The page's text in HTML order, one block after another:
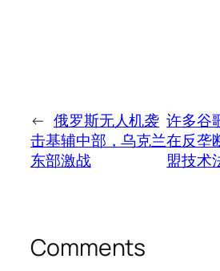
← 俄罗斯无人机袭
击基辅中部，乌克兰
东部激战
许多谷
在反垄
盟技术
Comments